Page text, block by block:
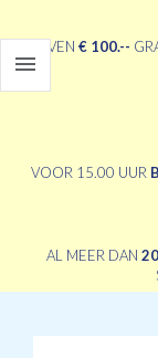

BOVEN € 100.--
VOOR 15.00 UUR
AL MEER DAN